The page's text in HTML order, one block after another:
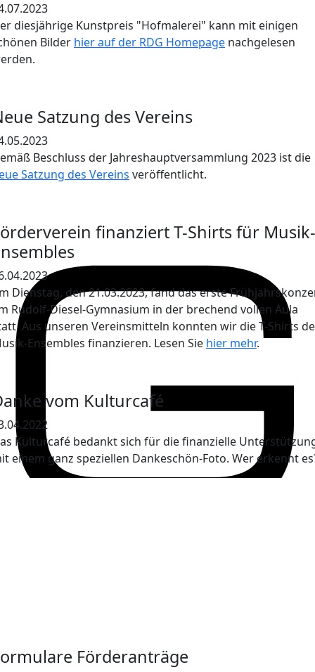
diesjährige Kunstpreis "Hofmalerei" kann mit einigen
Bilder hier auf der RDG Homepage nachgelesen
Satzung des Vereins
Beschluss der Jahreshauptversammlung 2023 ist die
Satzung des Vereins veröffentlicht.
finanziert T-Shirts für Musik-
Dienstag, den 21.03.2023, fand das erste
Rudolf-Diesel-Gymnasium in der brechend vollen Aula
Aus unseren Vereinsmitteln konnten wir die T-Shirts
Ensembles finanzieren. Lesen Sie hier mehr.
vom Kulturcafé
Kulturcafé bedankt sich für die finanzielle
einem ganz speziellen Dankeschön-Foto. Wer erkennt
Förderanträge